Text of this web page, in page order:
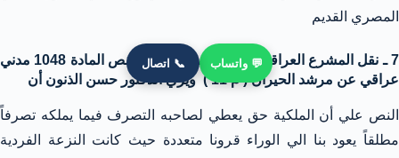
المصري القديم
7 ـ نقل المشرع العراقي تعريف الملكية الوارد بنص المادة 1048 مدني
عراقي عن مرشد الحيران ( م 11 ) ويري الدكتور حسن الذنون أن
النص علي أن الملكية حق يعطي لصاحبه التصرف فيما يملكه تصرفاً
مطلقاً يعود بنا الي الوراء قرونا متعددة حيث كانت النزعة الفردية
💬 واتساب 📞 اتصال